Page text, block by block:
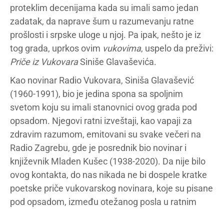
proteklim decenijama kada su imali samo jedan
zadatak, da naprave šum u razumevanju ratne
prošlosti i srpske uloge u njoj. Pa ipak, nešto je iz
tog grada, uprkos ovim vukovima, uspelo da preživi:
Priče iz VukovaraSiniše Glavaševića.
Kao novinar Radio Vukovara, Siniša Glavašević
(1960-1991), bio je jedina spona sa spoljnim
svetom koju su imali stanovnici ovog grada pod
opsadom. Njegovi ratni izveštaji, kao vapaji za
zdravim razumom, emitovani su svake večeri na
Radio Zagrebu, gde je posrednik bio novinar i
književnik Mladen Kušec (1938-2020). Da nije bilo
ovog kontakta, do nas nikada ne bi dospele kratke
poetske priče vukovarskog novinara, koje su pisane
pod opsadom, između otežanog posla u ratnim